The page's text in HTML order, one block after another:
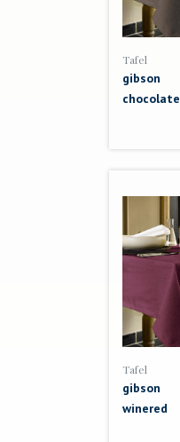
Tafel
gibson
chocolate
Tafel
gibson
winered